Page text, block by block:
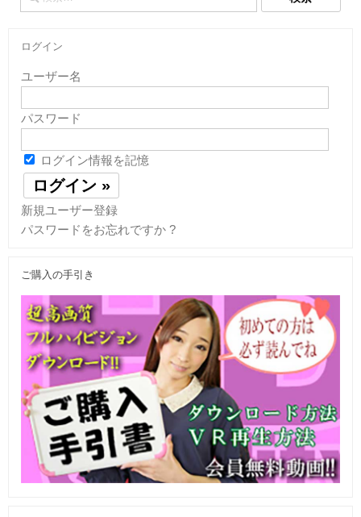
索:
ログイン
ユーザー名
パスワード
ログイン情報を記憶
新規ユーザー登録
パスワードをお忘れですか ?
ご購入の手引き